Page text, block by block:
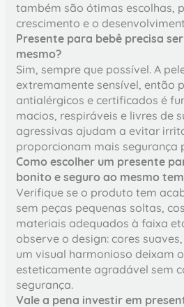
também são ótimas escolhas,
crescimento e o
Presente para bebê precisa
mesmo?
Sim, sempre que possível. A
extremamente sensível, então
antialérgicos e certificados é
macios, respiráveis e livres de
agressivas ajudam a evitar
proporcionam mais segurança
Como escolher um presente
bonito e seguro ao mesmo
Verifique se o produto tem
sem peças pequenas soltas,
materiais adequados à faixa
observe o design: cores
um visual harmonioso deixam
esteticamente agradável sem
segurança.
Vale a pena investir em